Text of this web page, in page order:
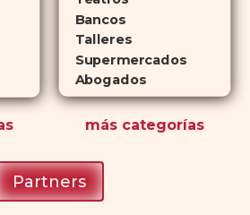
Bancos
Talleres
Supermercados
Abogados
máscategorías
Partners